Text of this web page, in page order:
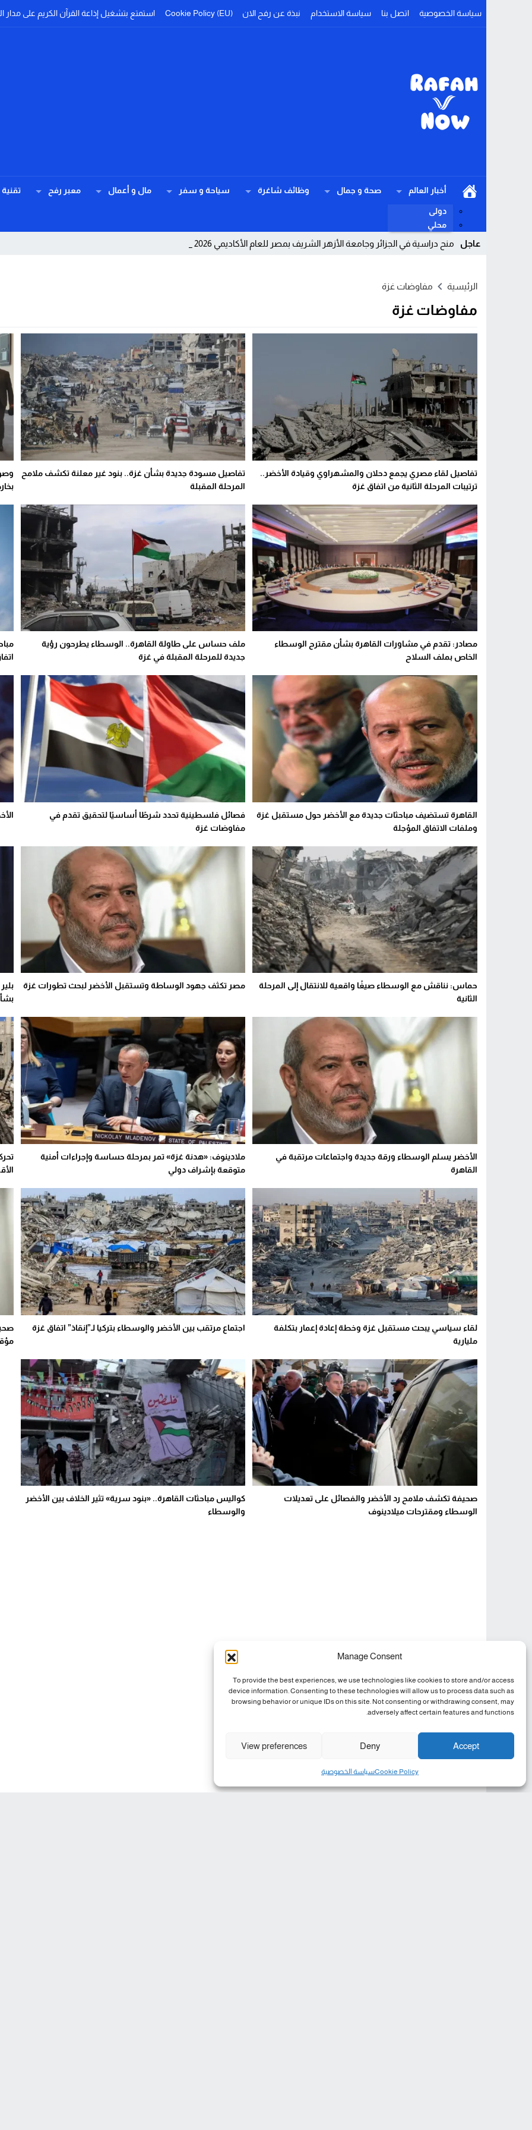
Manage Consent
To provide the best experiences, we use technologies like cookies to store and/or access
device information. Consenting to these technologies will allow us to process data such as
browsing behavior or unique IDs on this site. Not consenting or withdrawing consent, may
adversely affect certain features and functions.
Accept
Deny
View preferences
Cookie Policyسياسة الخصوصية
سياسة الخصوصية اتصل بنا سياسة الاستخدام نبذة عن رفح الان Cookie Policy (EU) استمتع بتشغيل إذاعة القرآن الكريم على مدار
أخبار العالم
دولى
محلي
صحة و جمال وظائف شاغرة سياحة و سفر مال و أعمال معبر رفح تقنية
عاجل منح دراسية في الجزائر وجامعة الأزهر الشريف بمصر للعام الأكاديمي 2026-2027.. تعرف على ا _
Previous
Next
الرئيسية مفاوضات غزة
مفاوضات غزة
تفاصيل لقاء مصري يجمع دحلان والمشهراوي وقيادة الأخضر..
ترتيبات المرحلة الثانية من اتفاق غزة
تفاصيل مسودة جديدة بشأن غزة.. بنود غير معلنة تكشف ملامح
المرحلة المقبلة
مصادر: تقدم في مشاورات القاهرة بشأن مقترح الوسطاء
الخاص بملف السلاح
ملف حساس على طاولة القاهرة.. الوسطاء يطرحون رؤية
جديدة للمرحلة المقبلة في غزة
القاهرة تستضيف مباحثات جديدة مع الأخضر حول مستقبل غزة
وملفات الاتفاق المؤجلة
فصائل فلسطينية تحدد شرطًا أساسيًا لتحقيق تقدم في
مفاوضات غزة
حماس: نناقش مع الوسطاء صيغًا واقعية للانتقال إلى المرحلة
الثانية
مصر تكثف جهود الوساطة وتستقبل الأخضر لبحث تطورات غزة
الأخضر يسلم الوسطاء ورقة جديدة واجتماعات مرتقبة في
القاهرة
ملادينوف: «هدنة غزة» تمر بمرحلة حساسة وإجراءات أمنية
متوقعة بإشراف دولي
لقاء سياسي يبحث مستقبل غزة وخطة إعادة إعمار بتكلفة
مليارية
اجتماع مرتقب بين الأخضر والوسطاء بتركيا لـ”إنقاذ” اتفاق غزة
صحيفة تكشف ملامح رد الأخضر والفصائل على تعديلات
الوسطاء ومقترحات ميلادينوف
كواليس مباحثات القاهرة.. «بنود سرية» تثير الخلاف بين الأخضر
والوسطاء